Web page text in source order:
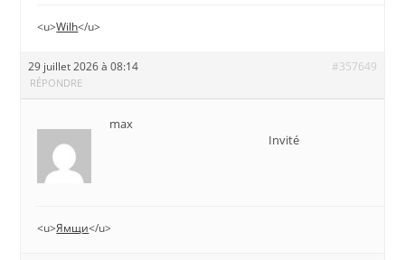
<u>Wilh</u>
29 juillet 2026 à 08:14 #357649
RÉPONDRE
max
Invité
<u>Ямщи</u>